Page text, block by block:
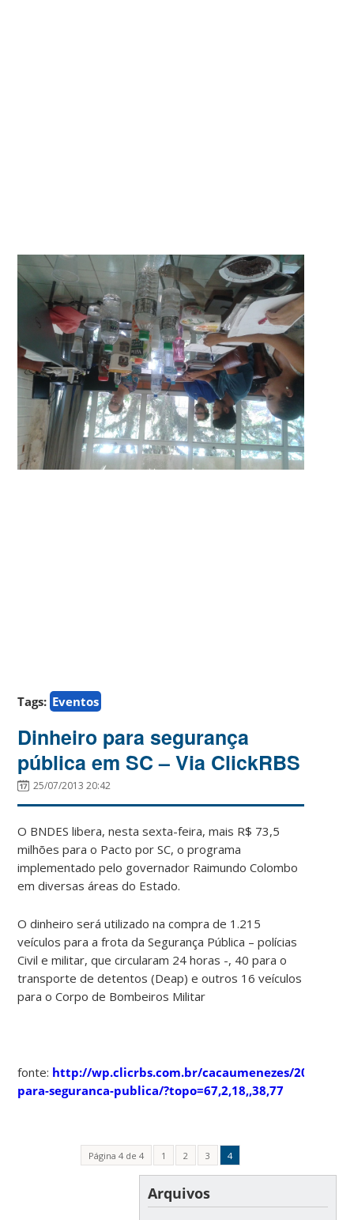
Tags: Eventos
Dinheiro para segurança
pública em SC – Via ClickRBS
25/07/2013 20:42
O BNDES libera, nesta sexta-feira, mais R$ 73,5
milhões para o Pacto por SC, o programa
implementado pelo governador Raimundo Colombo
em diversas áreas do Estado.
O dinheiro será utilizado na compra de 1.215
veículos para a frota da Segurança Pública – polícias
Civil e militar, que circularam 24 horas -, 40 para o
transporte de detentos (Deap) e outros 16 veículos
para o Corpo de Bombeiros Militar
fonte: http://wp.clicrbs.com.br/cacaumenezes/2013/07/
para-seguranca-publica/?topo=67,2,18,,38,77
Página 4 de 4 1 2 3 4
Arquivos